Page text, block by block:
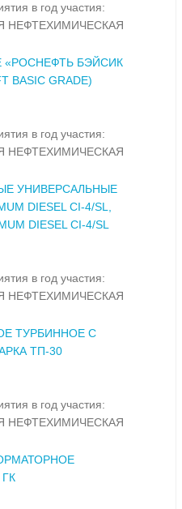
в год участия:
НЕФТЕХИМИЧЕСКАЯ
«РОСНЕФТЬ БЭЙСИК
BASIC GRADE)
в год участия:
НЕФТЕХИМИЧЕСКАЯ
УНИВЕРСАЛЬНЫЕ
DIESEL CI-4/SL,
DIESEL CI-4/SL
в год участия:
НЕФТЕХИМИЧЕСКАЯ
ТУРБИННОЕ С
ТП-30
в год участия:
НЕФТЕХИМИЧЕСКАЯ